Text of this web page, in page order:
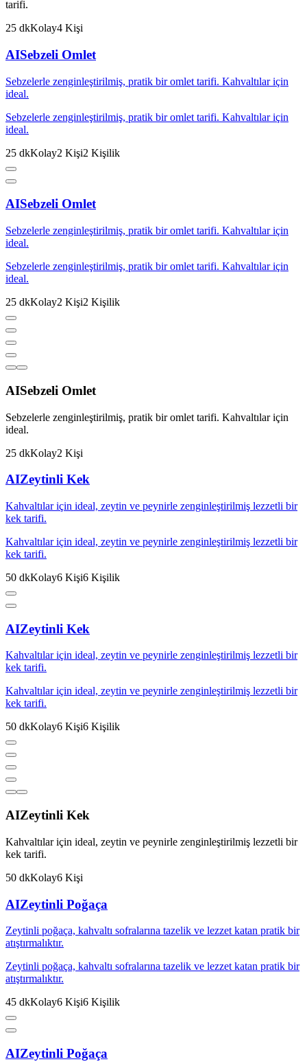
tarifi.
25 dkKolay4 Kişi
AISebzeli Omlet
Sebzelerle zenginleştirilmiş, pratik bir omlet tarifi. Kahvaltılar için
ideal.
Sebzelerle zenginleştirilmiş, pratik bir omlet tarifi. Kahvaltılar için
ideal.
25 dkKolay2 Kişi2 Kişilik
AISebzeli Omlet
Sebzelerle zenginleştirilmiş, pratik bir omlet tarifi. Kahvaltılar için
ideal.
Sebzelerle zenginleştirilmiş, pratik bir omlet tarifi. Kahvaltılar için
ideal.
25 dkKolay2 Kişi2 Kişilik
AISebzeli Omlet
Sebzelerle zenginleştirilmiş, pratik bir omlet tarifi. Kahvaltılar için
ideal.
25 dkKolay2 Kişi
AIZeytinli Kek
Kahvaltılar için ideal, zeytin ve peynirle zenginleştirilmiş lezzetli bir
kek tarifi.
Kahvaltılar için ideal, zeytin ve peynirle zenginleştirilmiş lezzetli bir
kek tarifi.
50 dkKolay6 Kişi6 Kişilik
AIZeytinli Kek
Kahvaltılar için ideal, zeytin ve peynirle zenginleştirilmiş lezzetli bir
kek tarifi.
Kahvaltılar için ideal, zeytin ve peynirle zenginleştirilmiş lezzetli bir
kek tarifi.
50 dkKolay6 Kişi6 Kişilik
AIZeytinli Kek
Kahvaltılar için ideal, zeytin ve peynirle zenginleştirilmiş lezzetli bir
kek tarifi.
50 dkKolay6 Kişi
AIZeytinli Poğaça
Zeytinli poğaça, kahvaltı sofralarına tazelik ve lezzet katan pratik bir
atıştırmalıktır.
Zeytinli poğaça, kahvaltı sofralarına tazelik ve lezzet katan pratik bir
atıştırmalıktır.
45 dkKolay6 Kişi6 Kişilik
AIZeytinli Poğaça